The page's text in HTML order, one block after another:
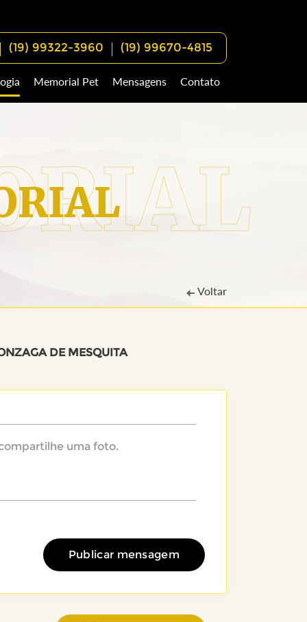
(19) 99322-3960 (19) 99670-4815
Memorial Pet Mensagens Contato
Voltar
DE MESQUITA
Publicar mensagem